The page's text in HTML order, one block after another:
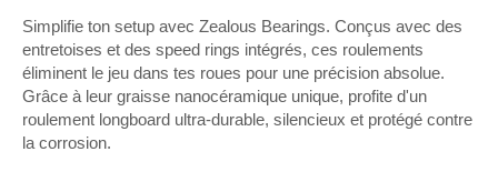
Simplifie ton setup avec Zealous Bearings. Conçus avec des
entretoises et des speed rings intégrés, ces roulements
éliminent le jeu dans tes roues pour une précision absolue.
Grâce à leur graisse nanocéramique unique, profite d'un
roulement longboard ultra-durable, silencieux et protégé contre
la corrosion.